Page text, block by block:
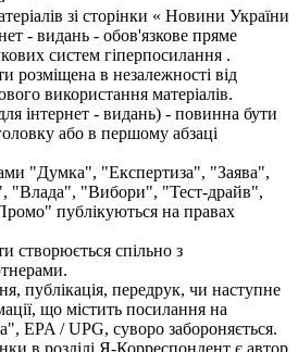
зі сторінки « Новини України
- видань - обов'язкове пряме
систем гіперпосилання .
розміщена в незалежності від
використання матеріалів.
інтернет - видань) - повинна бути
або в першому абзаці
"Думка", "Експертиза", "Заява",
"Влада", "Вибори", "Тест-драйв",
публікуються на правах
створюється спільно з
публікація, передрук, чи наступне
що містить посилання на
EPA / UPG, суворо забороняється.
в розділі Я-Корреспондент є автор